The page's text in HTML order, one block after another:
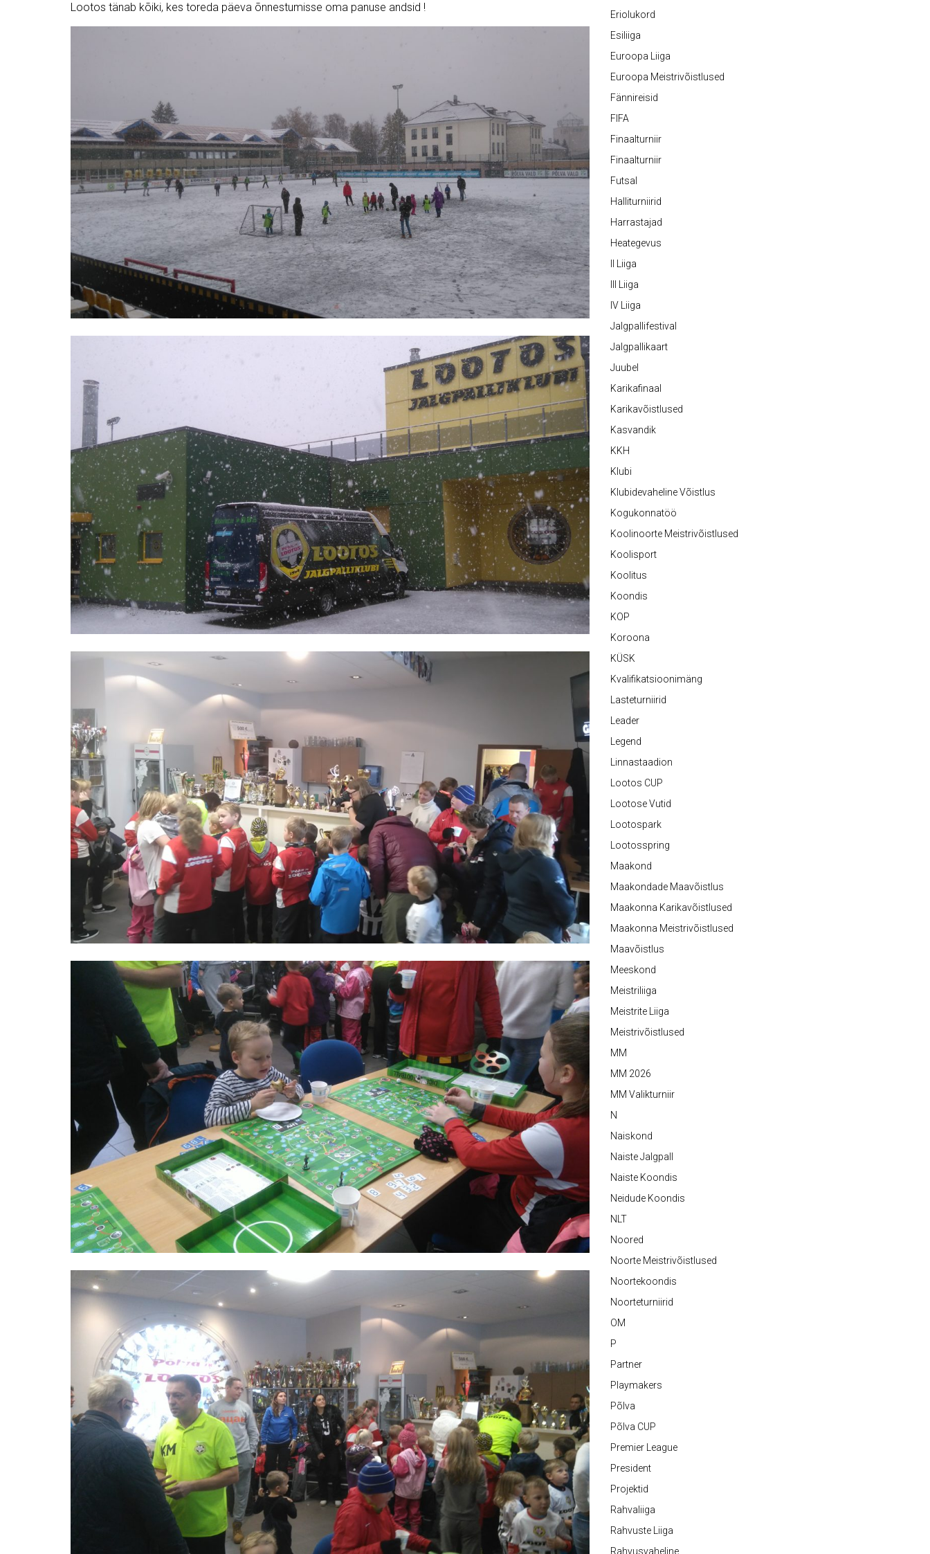
Lootos tänab kõiki, kes toreda päeva õnnestumisse oma panuse andsid !
Eriolukord
Esiliiga
Euroopa Liiga
Euroopa Meistrivõistlused
Fännireisid
FIFA
Finaalturniir
Finaalturniir
Futsal
Halliturniirid
Harrastajad
Heategevus
II Liiga
III Liiga
IV Liiga
Jalgpallifestival
Jalgpallikaart
Juubel
Karikafinaal
Karikavõistlused
Kasvandik
KKH
Klubi
Klubidevaheline Võistlus
Kogukonnatöö
Koolinoorte Meistrivõistlused
Koolisport
Koolitus
Koondis
KOP
Koroona
KÜSK
Kvalifikatsioonimäng
Lasteturniirid
Leader
Legend
Linnastaadion
Lootos CUP
Lootose Vutid
Lootospark
Lootosspring
Maakond
Maakondade Maavõistlus
Maakonna Karikavõistlused
Maakonna Meistrivõistlused
Maavõistlus
Meeskond
Meistriliiga
Meistrite Liiga
Meistrivõistlused
MM
MM 2026
MM Valikturniir
N
Naiskond
Naiste Jalgpall
Naiste Koondis
Neidude Koondis
NLT
Noored
Noorte Meistrivõistlused
Noortekoondis
Noorteturniirid
OM
P
Partner
Playmakers
Põlva
Põlva CUP
Premier League
President
Projektid
Rahvaliiga
Rahvuste Liiga
Rahvusvaheline